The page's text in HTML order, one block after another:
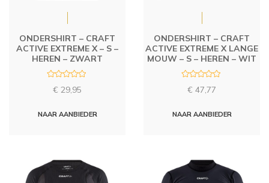
ONDERSHIRT – CRAFT
ACTIVE EXTREME X – S –
HEREN – ZWART
d
5
€ 29,95
NAAR AANBIEDER
ONDERSHIRT – CRAFT
ACTIVE EXTREME X LANGE
MOUW – S – HEREN – WIT
d
5
€ 47,77
NAAR AANBIEDER